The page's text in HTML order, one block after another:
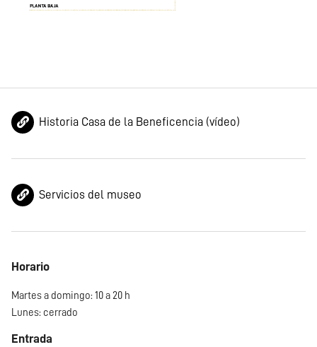
Historia Casa de la Beneficencia (vídeo)
Servicios del museo
Horario
Martes a domingo: 10 a 20 h
Lunes: cerrado
Entrada